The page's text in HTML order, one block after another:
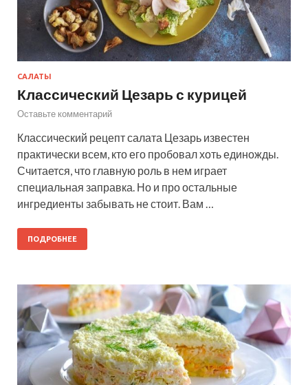
САЛАТЫ
Классический Цезарь с курицей
Оставьте комментарий
Классический рецепт салата Цезарь известен
практически всем, кто его пробовал хоть единожды.
Считается, что главную роль в нем играет
специальная заправка. Но и про остальные
ингредиенты забывать не стоит. Вам …
ПОДРОБНЕЕ